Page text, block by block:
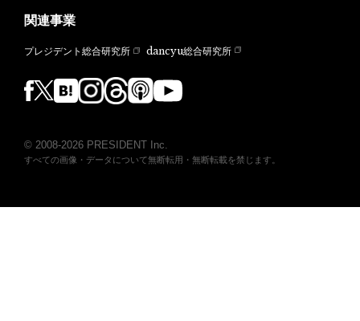
関連事業
プレジデント総合研究所 dancyu総合研究所
© 2008-2026 PRESIDENT Inc.
すべての画像・データについて無断転用・無断転載を禁じます。